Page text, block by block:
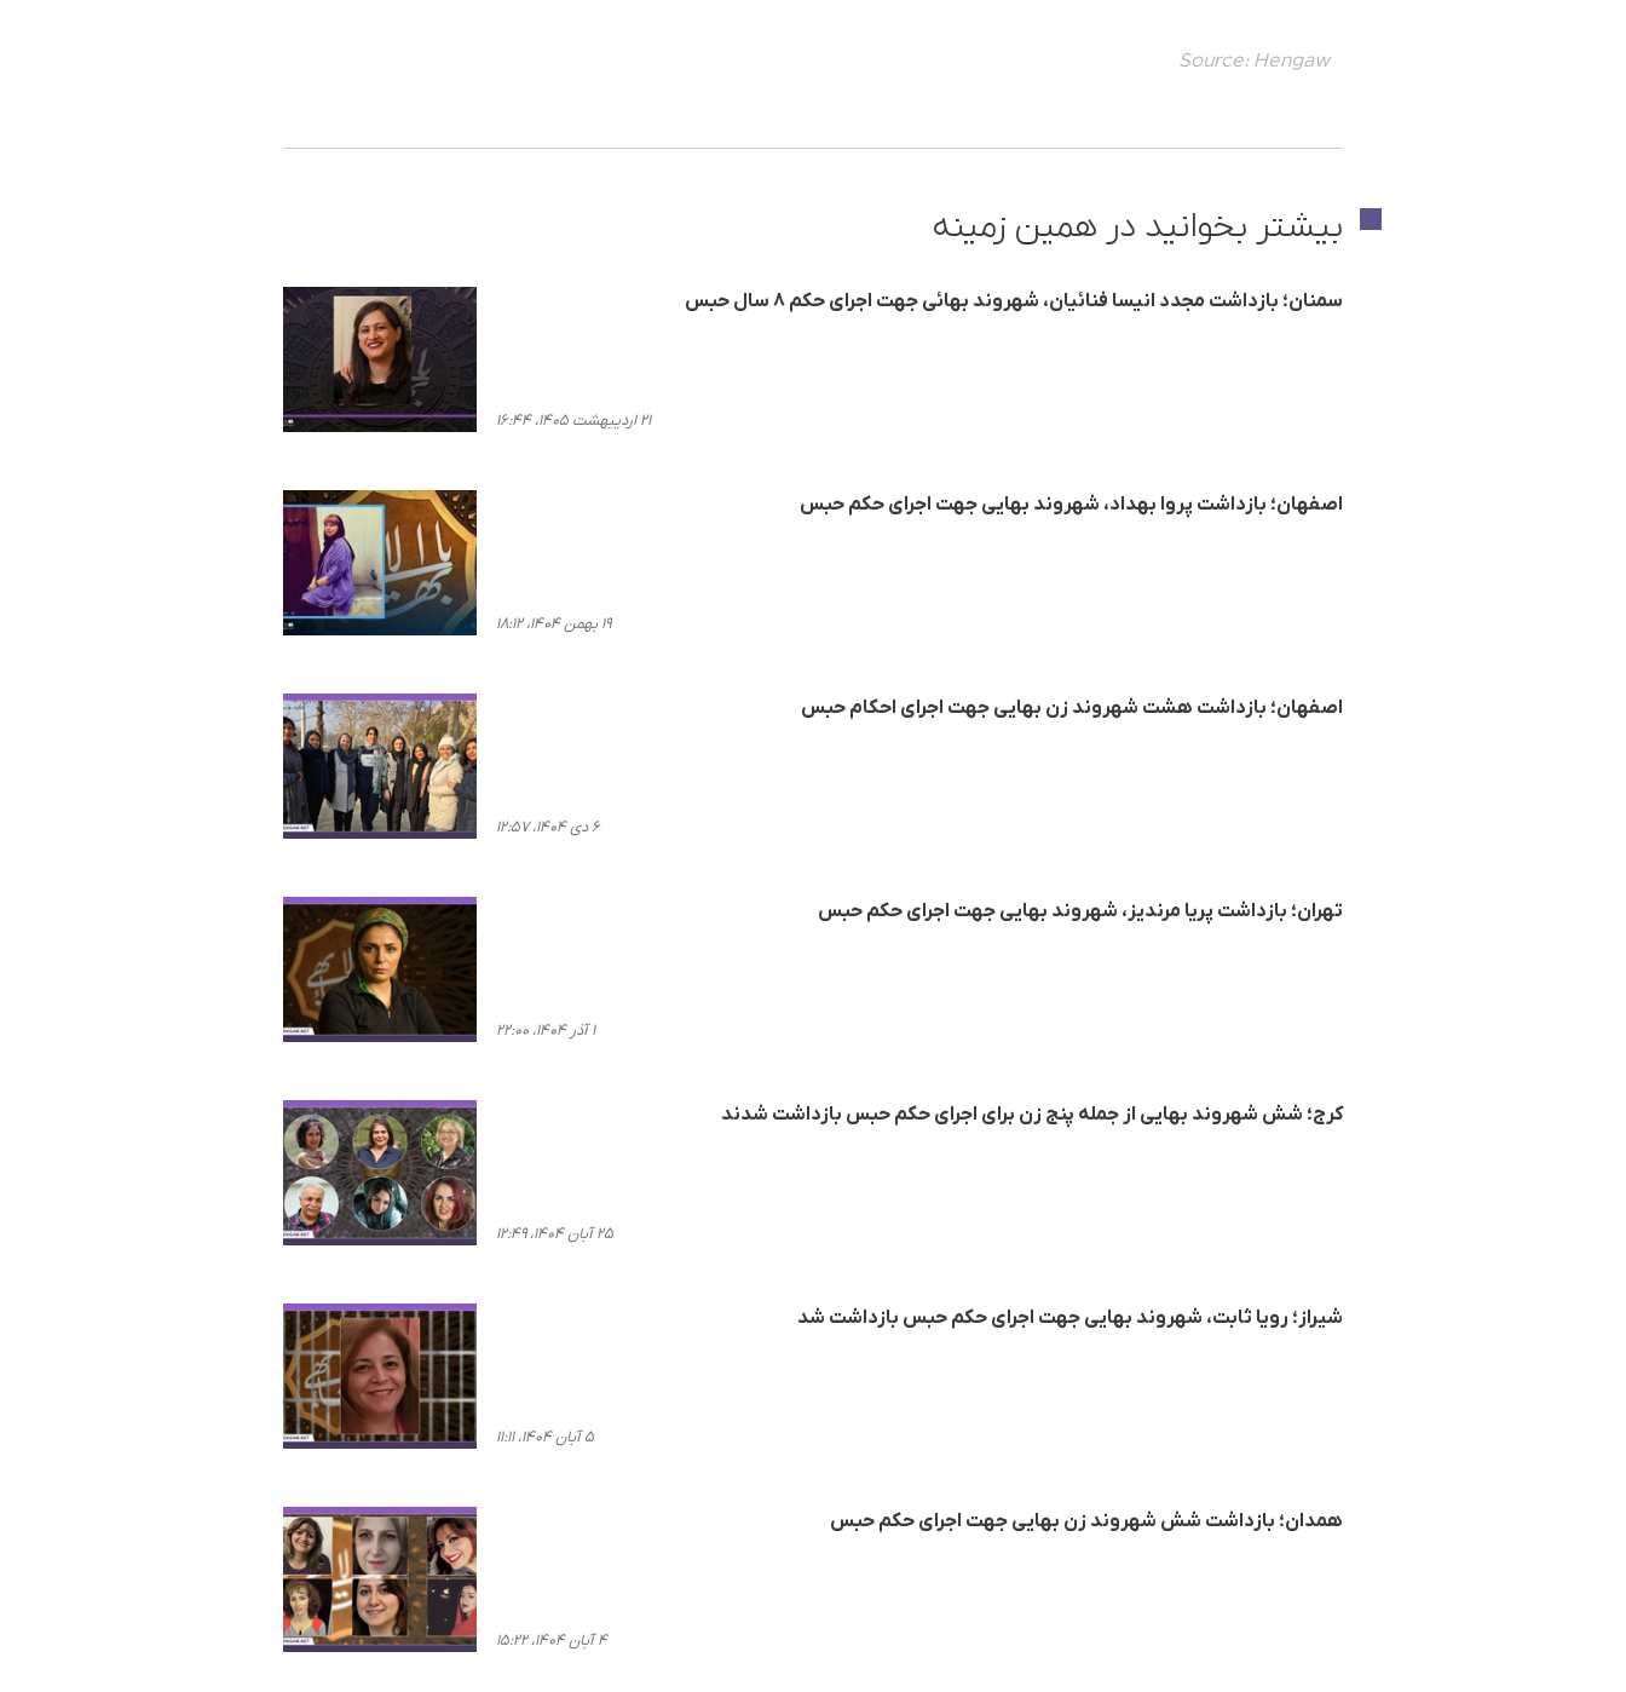
Source: Hengaw
بیشتر بخوانید در همین زمینه
سمنان؛ بازداشت مجدد انیسا فنائیان، شهروند بهائی جهت اجرای حکم ۸ سال حبس
۲۱ اردیبهشت ۱۴۰۵، ۱۶:۴۴
اصفهان؛ بازداشت پروا بهداد، شهروند بهایی جهت اجرای حکم حبس
۱۹ بهمن ۱۴۰۴، ۱۸:۱۲
اصفهان؛ بازداشت هشت شهروند زن بهایی جهت اجرای احکام حبس
۶ دی ۱۴۰۴، ۱۲:۵۷
تهران؛ بازداشت پریا مرندیز، شهروند بهایی جهت اجرای حکم حبس
۱ آذر ۱۴۰۴، ۲۲:۰۰
کرج؛ شش شهروند بهایی از جملە پنج زن برای اجرای حکم حبس بازداشت شدند
۲۵ آبان ۱۴۰۴، ۱۲:۴۹
شیراز؛ رویا ثابت، شهروند بهایی جهت اجرای حکم حبس بازداشت شد
۵ آبان ۱۴۰۴، ۱۱:۱۱
همدان؛ بازداشت شش شهروند زن بهایی جهت اجرای حکم حبس
۴ آبان ۱۴۰۴، ۱۵:۲۲